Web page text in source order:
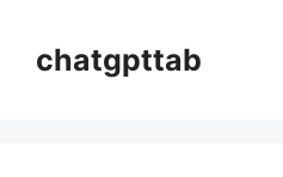
chatgpttab